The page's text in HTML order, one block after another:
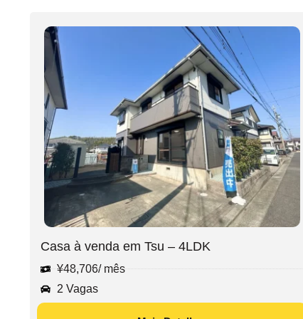
Casa à venda em Tsu – 4LDK
¥48,706/ mês
2 Vagas